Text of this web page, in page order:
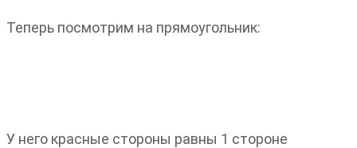
Теперь посмотрим на прямоугольник:
У него красные стороны равны 1 стороне